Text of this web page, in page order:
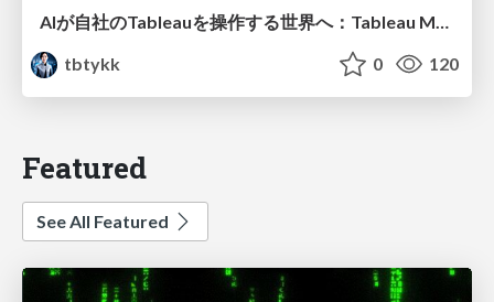
AIが自社のTableauを操作する世界へ：Tableau MCP超入門
tbtykk
0 120
Featured
See All Featured